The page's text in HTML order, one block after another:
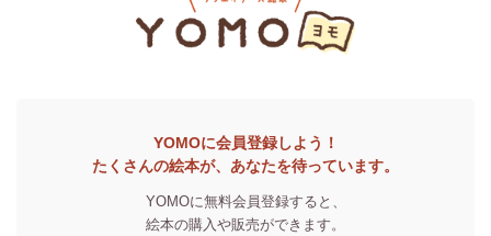
YOMOに会員登録しよう！
たくさんの絵本が、あなたを待っています。
YOMOに無料会員登録すると、
絵本の購入や販売ができます。